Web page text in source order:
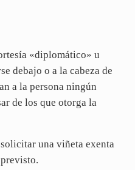
«diplomático» u
debajo o a la cabeza de
a la persona ningún
de los que otorga la
una viñeta exenta